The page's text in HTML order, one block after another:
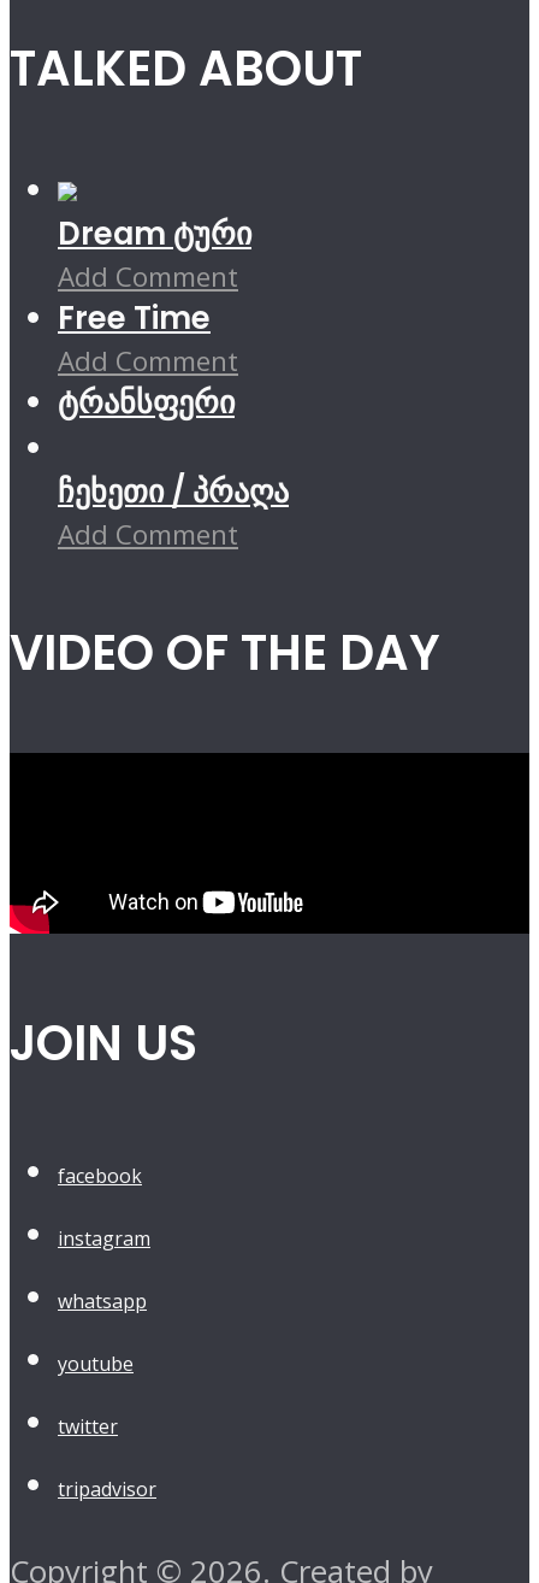
TALKED ABOUT
Dream ტური
Add Comment
Free Time
Add Comment
ტრანსფერი
ჩეხეთი / პრაღა
Add Comment
VIDEO OF THE DAY
JOIN US
facebook
instagram
whatsapp
youtube
twitter
tripadvisor
Copyright © 2026. Created by